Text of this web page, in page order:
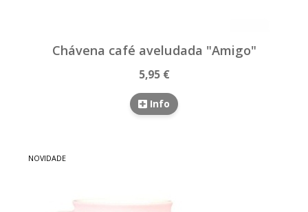
Chávena café aveludada "Amigo"
5,95 €
Info
NOVIDADE